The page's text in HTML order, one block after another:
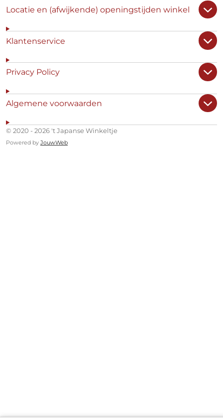
Locatie en (afwijkende) openingstijden winkel
Klantenservice
Privacy Policy
Algemene voorwaarden
© 2020 - 2026 't Japanse Winkeltje
Powered by JouwWeb